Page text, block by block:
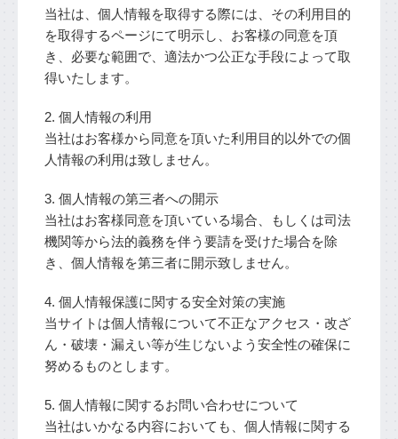
当社は、個人情報を取得する際には、その利用目的
を取得するページにて明示し、お客様の同意を頂
き、必要な範囲で、適法かつ公正な手段によって取
得いたします。
2. 個人情報の利用
当社はお客様から同意を頂いた利用目的以外での個
人情報の利用は致しません。
3. 個人情報の第三者への開示
当社はお客様同意を頂いている場合、もしくは司法
機関等から法的義務を伴う要請を受けた場合を除
き、個人情報を第三者に開示致しません。
4. 個人情報保護に関する安全対策の実施
当サイトは個人情報について不正なアクセス・改ざ
ん・破壊・漏えい等が生じないよう安全性の確保に
努めるものとします。
5. 個人情報に関するお問い合わせについて
当社はいかなる内容においても、個人情報に関する